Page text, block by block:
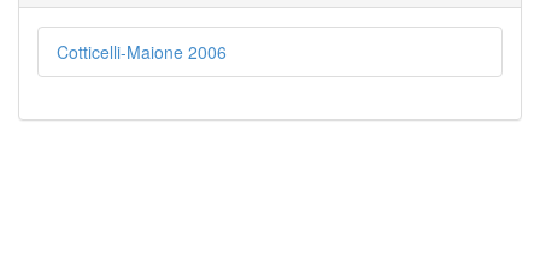
Cotticelli-Maione 2006